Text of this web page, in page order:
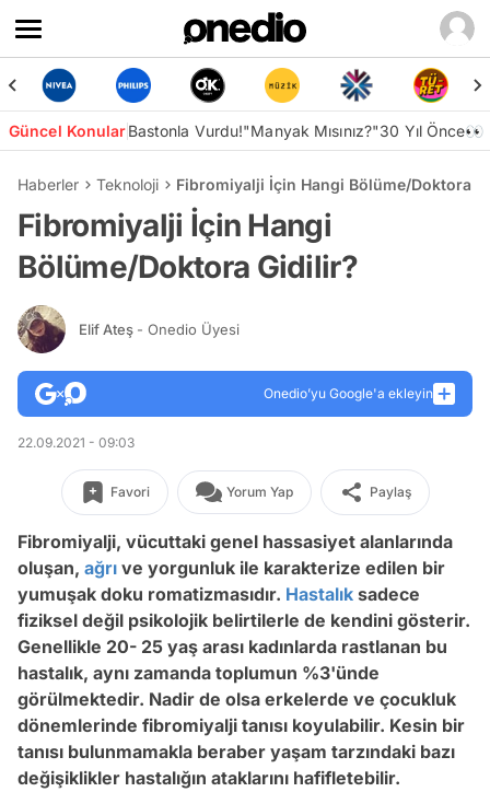
Güncel KonularBastonla Vurdu!"Manyak Mısınız?"30 Yıl Önce👀
Haberler Teknoloji Fibromiyalji İçin Hangi Bölüme/Doktora
Fibromiyalji İçin Hangi
Bölüme/Doktora Gidilir?
Elif Ateş - Onedio Üyesi
Onedio’yu Google'a ekleyin
22.09.2021 - 09:03
Favori Yorum Yap Paylaş
Fibromiyalji, vücuttaki genel hassasiyet alanlarında
oluşan, ağrı ve yorgunluk ile karakterize edilen bir
yumuşak doku romatizmasıdır. Hastalık sadece
fiziksel değil psikolojik belirtilerle de kendini gösterir.
Genellikle 20- 25 yaş arası kadınlarda rastlanan bu
hastalık, aynı zamanda toplumun %3'ünde
görülmektedir. Nadir de olsa erkelerde ve çocukluk
dönemlerinde fibromiyalji tanısı koyulabilir. Kesin bir
tanısı bulunmamakla beraber yaşam tarzındaki bazı
değişiklikler hastalığın ataklarını hafifletebilir.